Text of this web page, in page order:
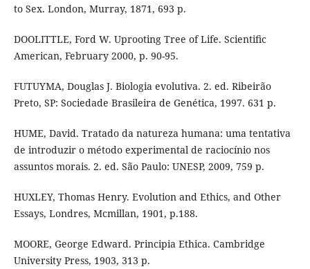
to Sex. London, Murray, 1871, 693 p.
DOOLITTLE, Ford W. Uprooting Tree of Life. Scientiﬁc
American, February 2000, p. 90-95.
FUTUYMA, Douglas J. Biologia evolutiva. 2. ed. Ribeirão
Preto, SP: Sociedade Brasileira de Genética, 1997. 631 p.
HUME, David. Tratado da natureza humana: uma tentativa
de introduzir o método experimental de raciocínio nos
assuntos morais. 2. ed. São Paulo: UNESP, 2009, 759 p.
HUXLEY, Thomas Henry. Evolution and Ethics, and Other
Essays, Londres, Mcmillan, 1901, p.188.
MOORE, George Edward. Principia Ethica. Cambridge
University Press, 1903, 313 p.